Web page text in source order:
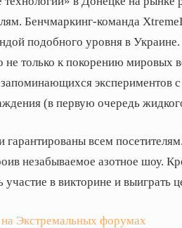
Бенчмаркинг-команда
подобного уровня в Украине.
не только к покорению
экспериментов
(в первую очередь
гарантированы всем
незабываемое азотное шоу.
в викторине и выиграть
Экстремальных форумах